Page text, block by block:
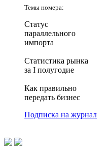
Темы номера:
Статус
параллельного
импорта
Статистика рынка
за I полугодие
Как правильно
передать бизнес
Подписка на журнал